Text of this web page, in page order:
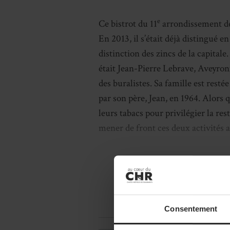
Consentement
Ce bistrot du 11e arrondissement
En 2013, il s’était déjà distingué
distinction des zincs de la
était Jean-Pierre Lebrave,
des buralistes. Sa famille est
par son père, Jean, en 1964.
leurs tabacs pour privilégier la
mener de front ces deux activités